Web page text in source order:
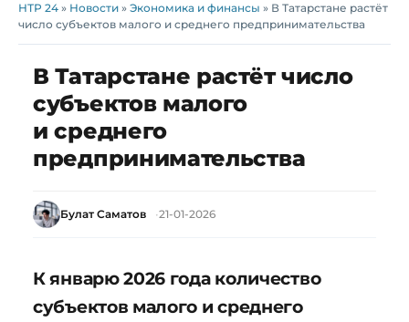
НТР 24 » Новости » Экономика и финансы » В Татарстане растёт
число субъектов малого и среднего предпринимательства
В Татарстане растёт число
субъектов малого
и среднего
предпринимательства
Булат Саматов 21-01-2026
К январю 2026 года количество
субъектов малого и среднего